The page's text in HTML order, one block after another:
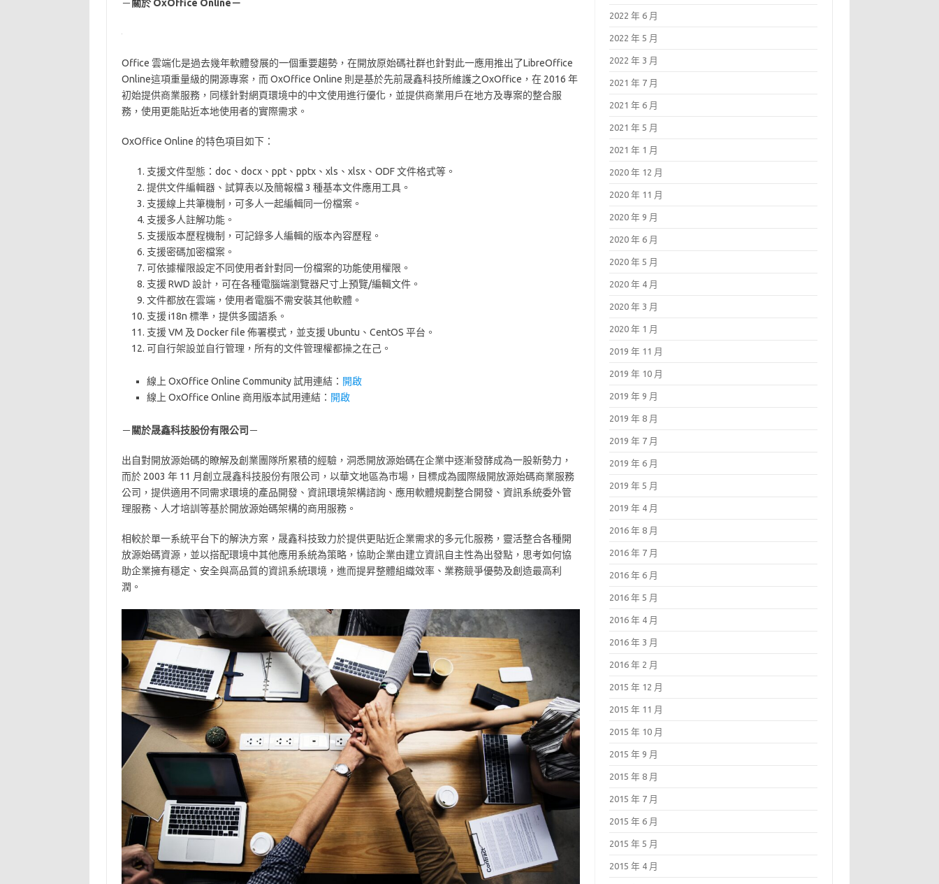
－ 關於 OxOffice Online－
Office 雲端化是過去幾年軟體發展的一個重要趨勢，在開放原始碼社群也針對此一應用推出了LibreOffice
Online這項重量級的開源專案，而 OxOffice Online 則是基於先前晟鑫科技所維護之OxOffice，在 2016 年
初始提供商業服務，同樣針對網頁環境中的中文使用進行優化，並提供商業用戶在地方及專案的整合服
務，使用更能貼近本地使用者的實際需求。
OxOffice Online 的特色項目如下：
支援文件型態：doc、docx、ppt、pptx、xls、xlsx、ODF 文件格式等。
提供文件編輯器、試算表以及簡報檔 3 種基本文件應用工具。
支援線上共筆機制，可多人一起編輯同一份檔案。
支援多人註解功能。
支援版本歷程機制，可記錄多人編輯的版本內容歷程。
支援密碼加密檔案。
可依據權限設定不同使用者針對同一份檔案的功能使用權限。
支援 RWD 設計，可在各種電腦端瀏覽器尺寸上預覽/編輯文件。
文件都放在雲端，使用者電腦不需安裝其他軟體。
支援 i18n 標準，提供多國語系。
支援 VM 及 Docker file 佈署模式，並支援 Ubuntu、CentOS 平台。
可自行架設並自行管理，所有的文件管理權都操之在己。
線上 OxOffice Online Community 試用連結： 開啟
線上 OxOffice Online 商用版本試用連結： 開啟
－ 關於晟鑫科技股份有限公司 －
出自對開放源始碼的瞭解及創業團隊所累積的經驗，洞悉開放源始碼在企業中逐漸發酵成為一股新勢力，
而於 2003 年 11 月創立晟鑫科技股份有限公司，以華文地區為市場，目標成為國際級開放源始碼商業服務
公司，提供適用不同需求環境的產品開發、資訊環境架構諮詢、應用軟體規劃整合開發、資訊系統委外管
理服務、人才培訓等基於開放源始碼架構的商用服務。
相較於單一系統平台下的解決方案，晟鑫科技致力於提供更貼近企業需求的多元化服務，靈活整合各種開
放源始碼資源，並以搭配環境中其他應用系統為策略，協助企業由建立資訊自主性為出發點，思考如何協
助企業擁有穩定、安全與高品質的資訊系統環境，進而提昇整體組織效率、業務競爭優勢及創造最高利
潤。
2022 年 6 月
2022 年 5 月
2022 年 3 月
2021 年 7 月
2021 年 6 月
2021 年 5 月
2021 年 1 月
2020 年 12 月
2020 年 11 月
2020 年 9 月
2020 年 6 月
2020 年 5 月
2020 年 4 月
2020 年 3 月
2020 年 1 月
2019 年 11 月
2019 年 10 月
2019 年 9 月
2019 年 8 月
2019 年 7 月
2019 年 6 月
2019 年 5 月
2019 年 4 月
2016 年 8 月
2016 年 7 月
2016 年 6 月
2016 年 5 月
2016 年 4 月
2016 年 3 月
2016 年 2 月
2015 年 12 月
2015 年 11 月
2015 年 10 月
2015 年 9 月
2015 年 8 月
2015 年 7 月
2015 年 6 月
2015 年 5 月
2015 年 4 月